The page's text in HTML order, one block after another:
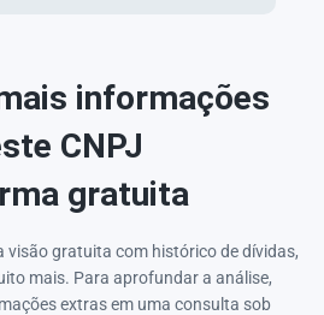
informações
CNPJ
gratuita
visão gratuita com histórico de dívidas,
mais. Para aprofundar a análise,
extras em uma consulta sob